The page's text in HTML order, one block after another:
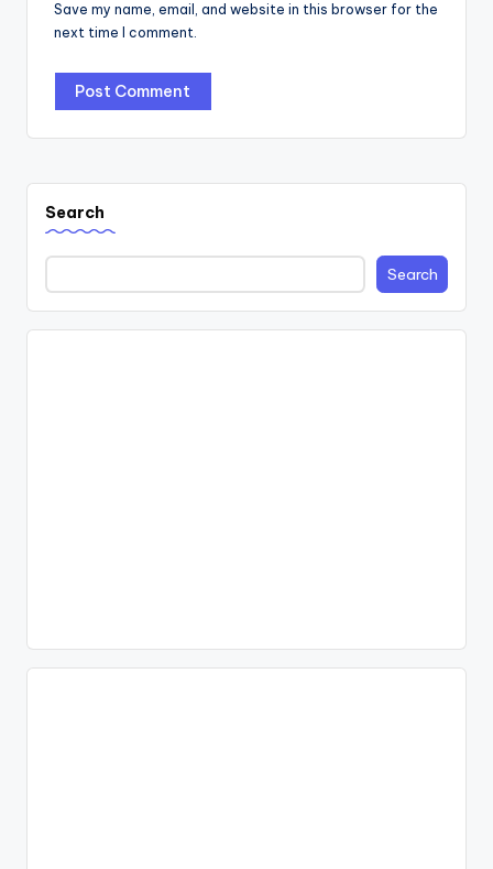
Save my name, email, and website in this browser for the
next time I comment.
Search
Search